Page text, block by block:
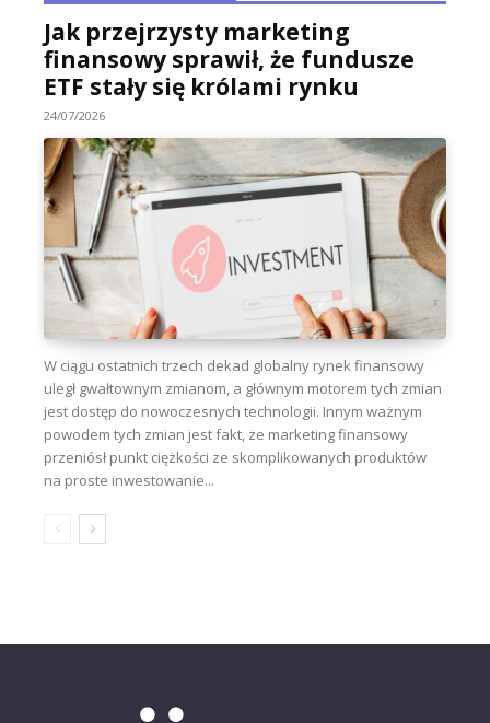
Jak przejrzysty marketing
finansowy sprawił, że fundusze
ETF stały się królami rynku
24/07/2026
W ciągu ostatnich trzech dekad globalny rynek finansowy
uległ gwałtownym zmianom, a głównym motorem tych zmian
jest dostęp do nowoczesnych technologii. Innym ważnym
powodem tych zmian jest fakt, że marketing finansowy
przeniósł punkt ciężkości ze skomplikowanych produktów
na proste inwestowanie...